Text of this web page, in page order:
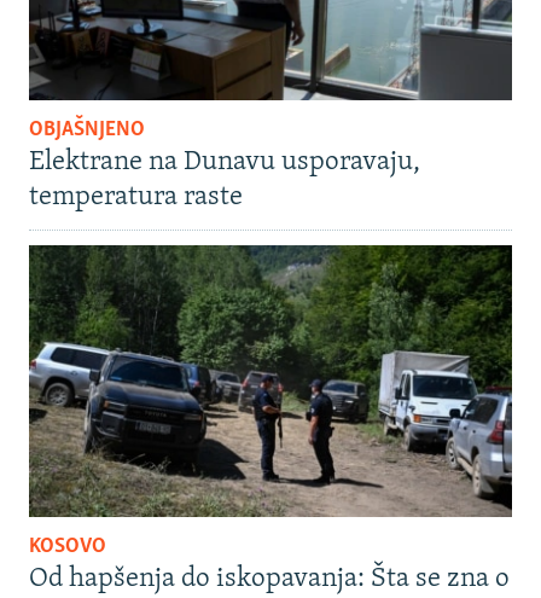
OBJAŠNJENO
Elektrane na Dunavu usporavaju,
temperatura raste
KOSOVO
Od hapšenja do iskopavanja: Šta se zna o